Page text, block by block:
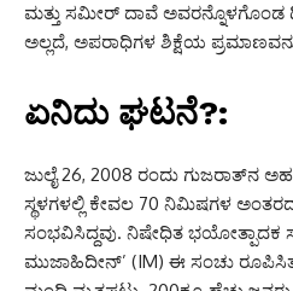
ಮತ್ತು ಸಮೀರ್ ದಾವೆ ಅವರನ್ನೊಳಗೊಂಡ
ಅಲ್ಲದೆ, ಅಪರಾಧಿಗಳ ಶಿಕ್ಷೆಯ
ಏನಿದು ಘಟನೆ?:
ಜುಲೈ 26, 2008 ರಂದು ಗುಜರಾತ್‌ನ
ಸ್ಥಳಗಳಲ್ಲಿ ಕೇವಲ 70 ನಿಮಿಷಗಳ
ಸಂಭವಿಸಿದ್ದವು. ನಿಷೇಧಿತ
ಮುಜಾಹಿದೀನ್’ (IM) ಈ ಸಂಚು